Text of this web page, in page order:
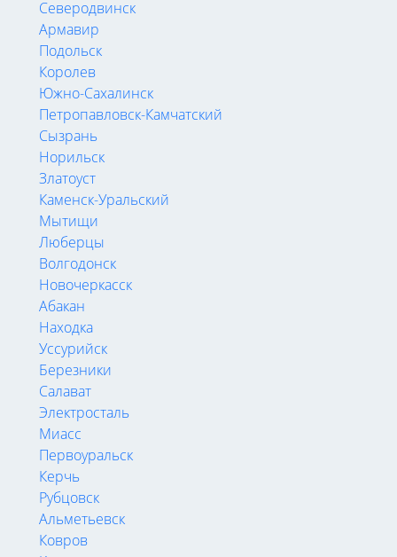
Северодвинск
Армавир
Подольск
Королев
Южно-Сахалинск
Петропавловск-Камчатский
Сызрань
Норильск
Златоуст
Каменск-Уральский
Мытищи
Люберцы
Волгодонск
Новочеркасск
Абакан
Находка
Уссурийск
Березники
Салават
Электросталь
Миасс
Первоуральск
Керчь
Рубцовск
Альметьевск
Ковров